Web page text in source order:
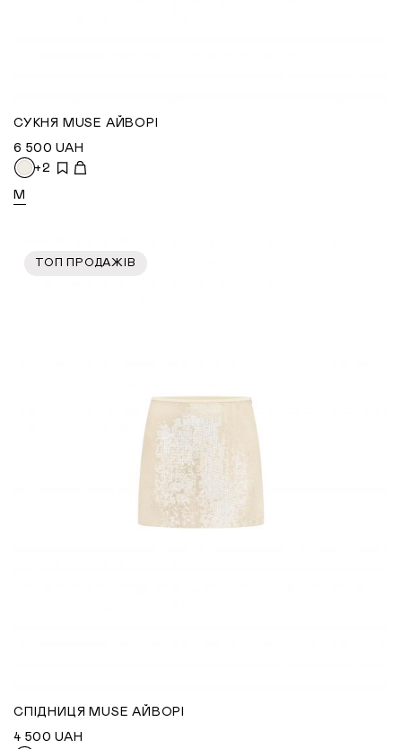
СУКНЯ MUSE АЙВОРІ
6 500 UAH
+2
M
ТОП ПРОДАЖІВ
СПІДНИЦЯ MUSE АЙВОРІ
4 500 UAH